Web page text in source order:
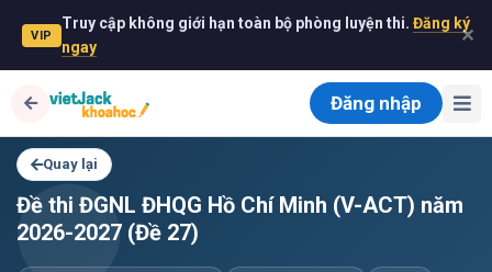
VIP
Truy cập không giới hạn toàn bộ phòng luyện thi. Đăng ký
ngay
✕
Đăng nhập
Quay lại
Đề thi ĐGNL ĐHQG Hồ Chí Minh (V-ACT) năm
2026-2027 (Đề 27)